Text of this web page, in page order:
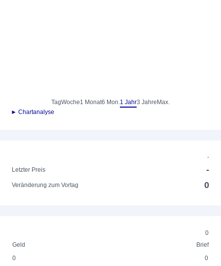
TagWoche1 Monat6 Mon.1 Jahr3 Jahre Max.
► Chartanalyse
-
Letzter Preis
-
Veränderung zum Vortag 0
0
Geld
Brief
0
0